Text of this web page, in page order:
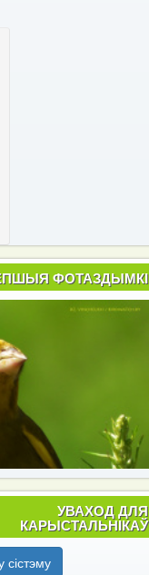
ФОТАЗДЫМКІ
УВАХОД ДЛЯ
КАРЫСТАЛЬНІКАЎ
сістэму